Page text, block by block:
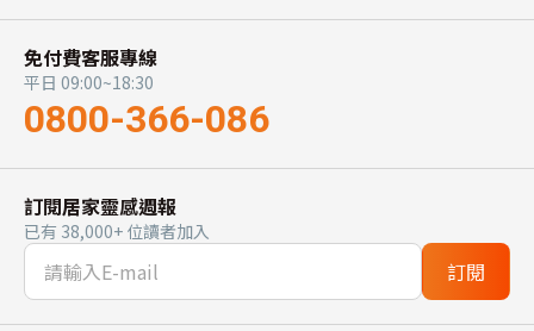
免付費客服專線
平日 09:00~18:30
0800-366-086
訂閱居家靈感週報
已有 38,000+ 位讀者加入
訂閱